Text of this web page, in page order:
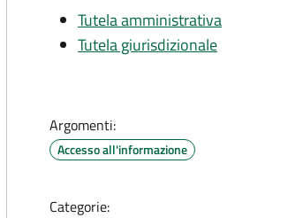
Tutela amministrativa
Tutela giurisdizionale
Argomenti:
Accesso all'informazione
Categorie: